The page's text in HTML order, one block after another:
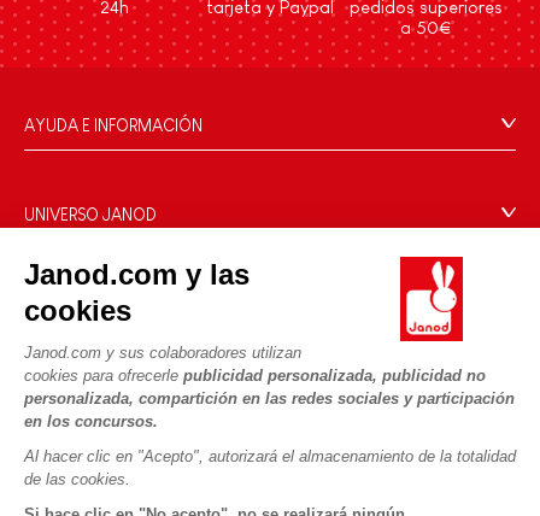
Janod.com y las
cookies
Janod.com y sus colaboradores utilizan
cookies para ofrecerle publicidad personalizada, publicidad no
personalizada, compartición en las redes sociales y participación
en los concursos.
Al hacer clic en "Acepto", autorizará el almacenamiento de la totalidad
de las cookies.
24h
tarjeta y Paypal
pedidos superiores
a 50€
AYUDA E INFORMACIÓN
Preguntas más frecuentes
Tiendas
Retirada de productos
Datos personales
Cookies
Condiciones de las ofertas
Condiciones de uso #YesJanod
UNIVERSO JANOD
¿Qué es FSC®?
NUESTROS SERVICIOS
Pago seguro
Métodos de envío
Vídeos
Reglas del juego y manuales
Piezas sueltas
PROFESIONAL
SÍGUENOS